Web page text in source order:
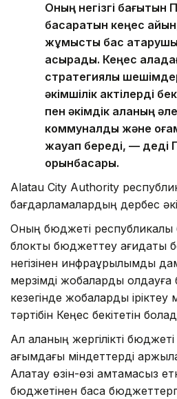
Оның негізгі бағытын
басқаратын кеңес
жұмысты бас
асырады. Кеңес
стратегиялық
әкімшілік актілерді
пен әкімдік қаланың
коммуналдық және
жауап береді, — деді
орынбасары.
Alatau City Authority
бағдарламалардың дербес
Оның бюджеті
блоктық бюджеттеу қағидаты
негізінен инфрақұрылымды
мерзімді жобаларды
кезегінде жобаларды
тәртібін Кеңес бекітетін
Ал қаланың жергілікті
ағымдағы міндеттерді
Алатау өзін-өзі қамтамасыз
бюджетінен басқа